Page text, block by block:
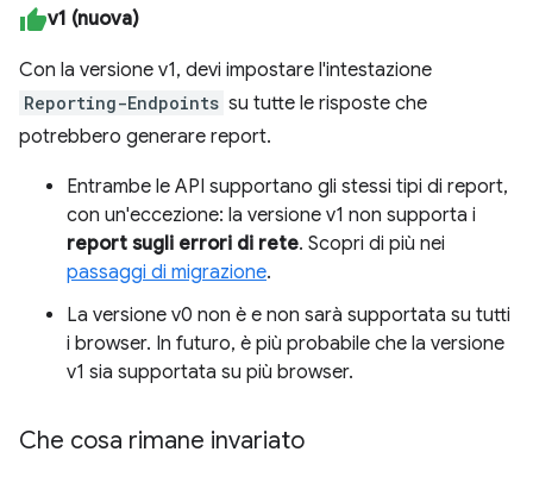
v1 (nuova)
Con la versione v1, devi impostare l'intestazione
Reporting-Endpoints su tutte le risposte che
potrebbero generare report.
Entrambe le API supportano gli stessi tipi di report,
con un'eccezione: la versione v1 non supporta i
report sugli errori di rete. Scopri di più nei
passaggi di migrazione.
La versione v0 non è e non sarà supportata su tutti
i browser. In futuro, è più probabile che la versione
v1 sia supportata su più browser.
Che cosa rimane invariato